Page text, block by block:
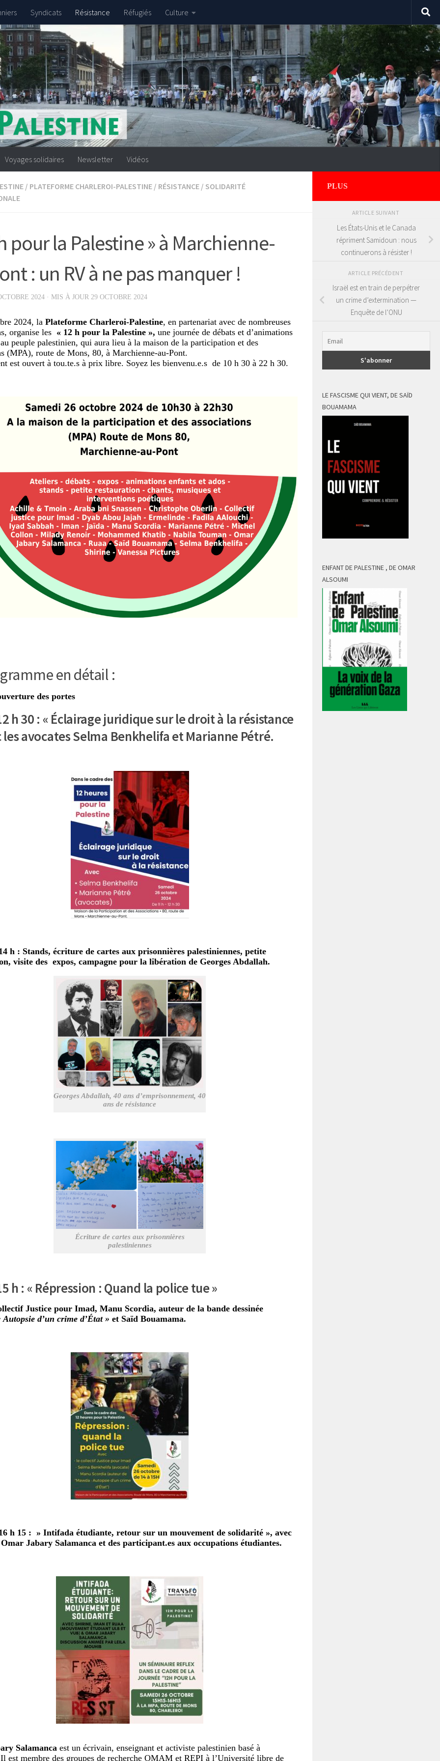
Syndicats Résistance Réfugiés Culture
Voyages solidaires Newsletter Vidéos
/ PLATEFORME CHARLEROI-PALESTINE / RÉSISTANCE / SOLIDARITÉ
pour la Palestine » à Marchienne-
: un RV à ne pas manquer !
2024 · MIS À JOUR 29 OCTOBRE 2024
2024, la Plateforme Charleroi-Palestine, en partenariat avec de nombreuses
organise les « 12 h pour la Palestine », une journée de débats et d’animations
peuple palestinien, qui aura lieu à la maison de la participation et des
(MPA), route de Mons, 80, à Marchienne-au-Pont.
est ouvert à tou.te.s à prix libre. Soyez les bienvenu.e.s de 10 h 30 à 22 h 30.
en détail :
des portes
h 30 : « Éclairage juridique sur le droit à la résistance
les avocates Selma Benkhelifa et Marianne Pétré.
h : Stands, écriture de cartes aux prisonnières palestiniennes, petite
visite des expos, campagne pour la libération de Georges Abdallah.
Georges Abdallah, 40 ans d’emprisonnement, 40
ans de résistance
Écriture de cartes aux prisonnières
palestiniennes
h : « Répression : Quand la police tue »
Justice pour Imad, Manu Scordia, auteur de la bande dessinée
d’un crime d’État » et Saïd Bouamama.
h 15 : » Intifada étudiante, retour sur un mouvement de solidarité », avec
Jabary Salamanca et des participant.es aux occupations étudiantes.
Salamanca est un écrivain, enseignant et activiste palestinien basé à
est membre des groupes de recherche OMAM et REPI à l’Université libre de
PLUS
ARTICLE SUIVANT
Les États-Unis et le Canada
répriment Samidoun : nous
continuerons à résister !
ARTICLE PRÉCÉDENT
Israël est en train de perpétrer
un crime d’extermination —
Enquête de l’ONU
LE FASCISME QUI VIENT, DE SAÏD
BOUAMAMA
ENFANT DE PALESTINE , DE OMAR
ALSOUMI